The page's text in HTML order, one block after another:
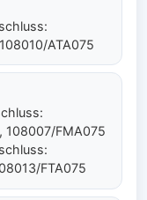
ATA075
108007/FMA075
FTA075